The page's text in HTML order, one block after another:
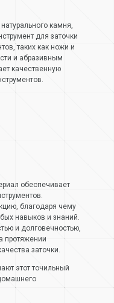
камня,
для заточки
таких как ножи и
и абразивным
качественную
обеспечивает
благодаря чему
навыков и знаний.
и долговечностью,
протяжении
заточки.
этот точильный